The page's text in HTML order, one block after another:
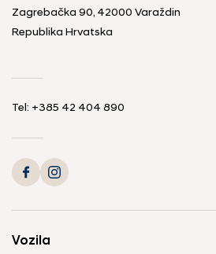
Zagrebačka 90, 42000 Varaždin
Republika Hrvatska
Tel: +385 42 404 890
Vozila